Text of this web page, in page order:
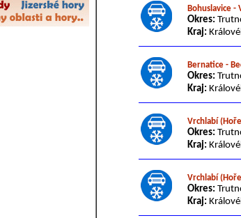
Bohuslavice -
Okres:
Kraj:
Bernatice -
Okres:
Kraj:
Vrchlabí
Okres:
Kraj:
Vrchlabí
Okres:
Kraj: